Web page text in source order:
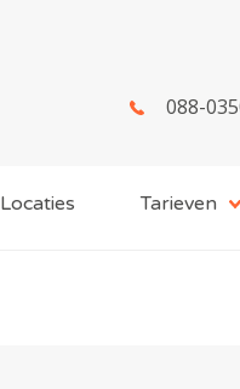
088-
Locaties Tarieven